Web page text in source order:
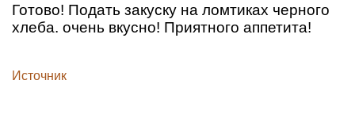
Готово! Подать закуску на ломтиках черного
хлеба. очень вкусно! Приятного аппетита!
Источник